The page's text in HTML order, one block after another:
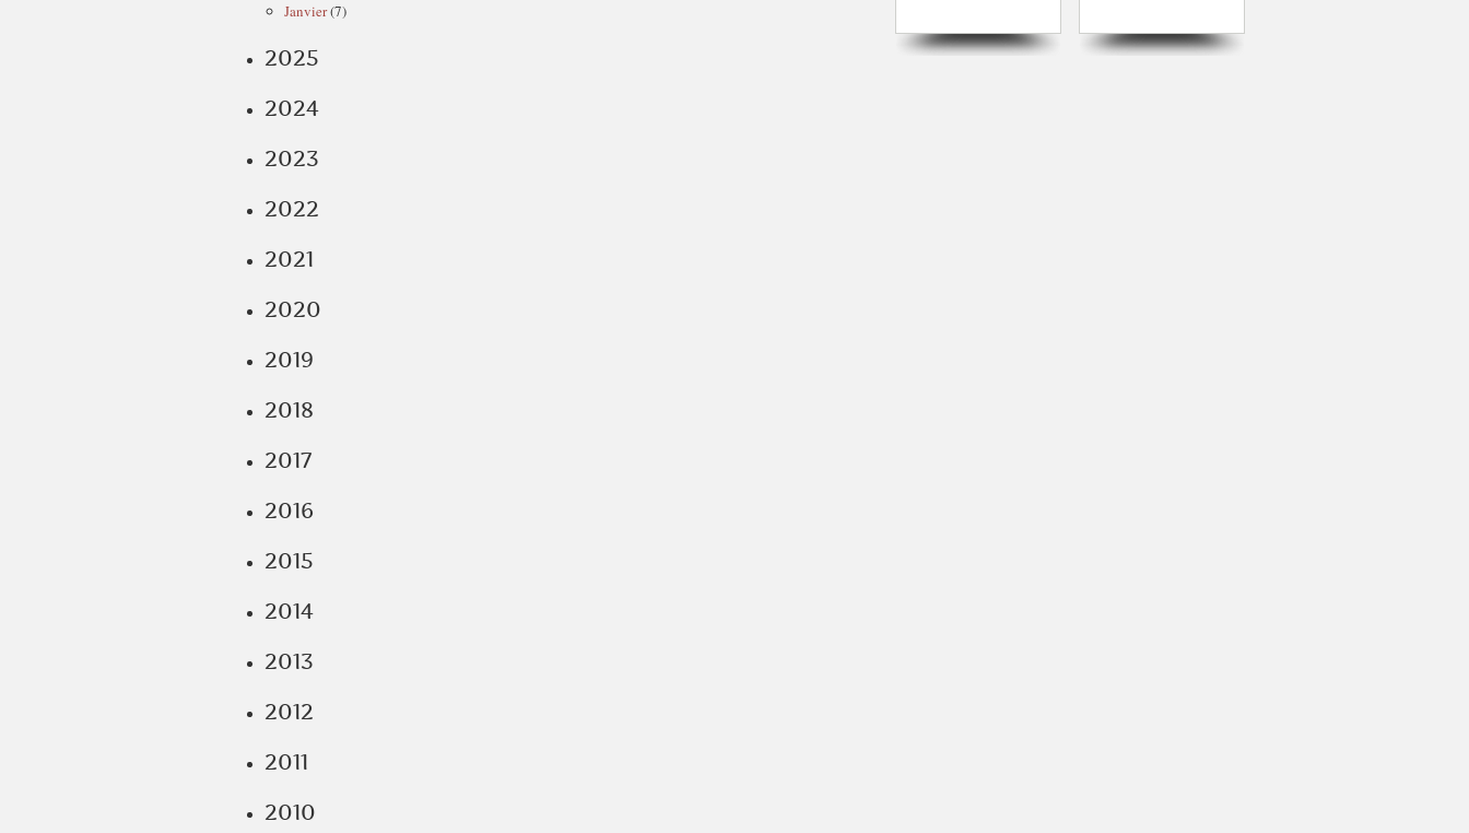
Janvier(7)
2025
2024
2023
2022
2021
2020
2019
2018
2017
2016
2015
2014
2013
2012
2011
2010